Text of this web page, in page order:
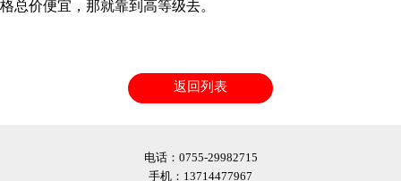
格总价便宜，那就靠到高等级去。
返回列表
电话：0755-29982715
手机：13714477967